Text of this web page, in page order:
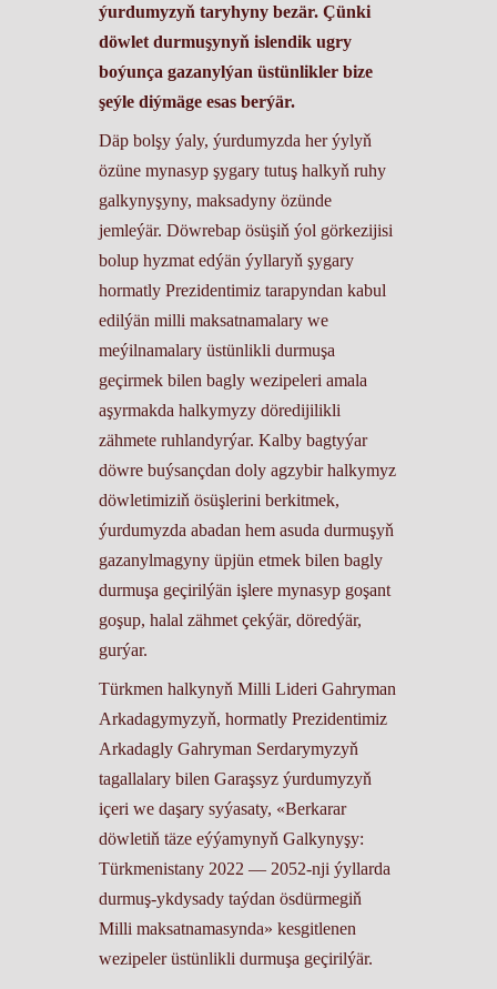
ýurdumyzyň taryhyny bezär. Çünki
döwlet durmuşynyň islendik ugry
boýunça gazanylýan üstünlikler bize
şeýle diýmäge esas berýär.
Däp bolşy ýaly, ýurdumyzda her ýylyň
özüne mynasyp şygary tutuş halkyň ruhy
galkynyşyny, maksadyny özünde
jemleýär. Döwrebap ösüşiň ýol görkezijisi
bolup hyzmat edýän ýyllaryň şygary
hormatly Prezidentimiz tarapyndan kabul
edilýän milli maksatnamalary we
meýilnamalary üstünlikli durmuşa
geçirmek bilen bagly wezipeleri amala
aşyrmakda halkymyzy döredijilikli
zähmete ruhlandyrýar. Kalby bagtyýar
döwre buýsançdan doly agzybir halkymyz
döwletimiziň ösüşlerini berkitmek,
ýurdumyzda abadan hem asuda durmuşyň
gazanylmagyny üpjün etmek bilen bagly
durmuşa geçirilýän işlere mynasyp goşant
goşup, halal zähmet çekýär, döredýär,
gurýar.
Türkmen halkynyň Milli Lideri Gahryman
Arkadagymyzyň, hormatly Prezidentimiz
Arkadagly Gahryman Serdarymyzyň
tagallalary bilen Garaşsyz ýurdumyzyň
içeri we daşary syýasaty, «Berkarar
döwletiň täze eýýamynyň Galkynyşy:
Türkmenistany 2022 — 2052-nji ýyllarda
durmuş-ykdysady taýdan ösdürmegiň
Milli maksatnamasynda» kesgitlenen
wezipeler üstünlikli durmuşa geçirilýär.